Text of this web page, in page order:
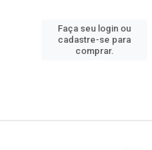
Faça seu login ou
cadastre-se para
comprar.